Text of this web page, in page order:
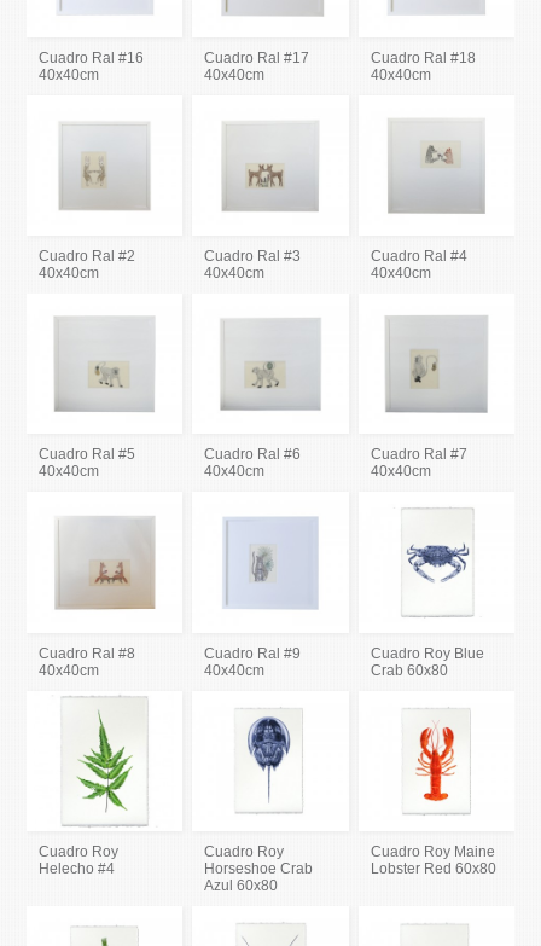
Cuadro Ral #16
40x40cm
Cuadro Ral #17
40x40cm
Cuadro Ral #18
40x40cm
Cuadro Ral #2
40x40cm
Cuadro Ral #3
40x40cm
Cuadro Ral #4
40x40cm
Cuadro Ral #5
40x40cm
Cuadro Ral #6
40x40cm
Cuadro Ral #7
40x40cm
Cuadro Ral #8
40x40cm
Cuadro Ral #9
40x40cm
Cuadro Roy Blue
Crab 60x80
Cuadro Roy
Helecho #4
Cuadro Roy
Horseshoe Crab
Azul 60x80
Cuadro Roy Maine
Lobster Red 60x80